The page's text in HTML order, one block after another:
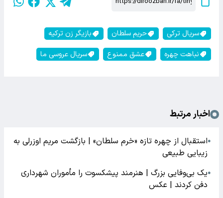
سریال ترکی حریم سلطان
بازیگر زن ترکیه
نباهت چهره
عشق ممنوع سریال عروسی ما
اخبار مرتبط
●استقبال از چهره تازه «خرم سلطان» | بازگشت مریم اوزرلی به
زیبایی طبیعی
●یک بی‌وفایی بزرگ | هنرمند پیشکسوت را مأموران شهرداری
دفن کردند | عکس